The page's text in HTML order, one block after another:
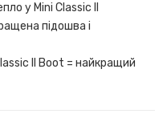
у Mini Classic II
підошва і
II Boot = найкращий